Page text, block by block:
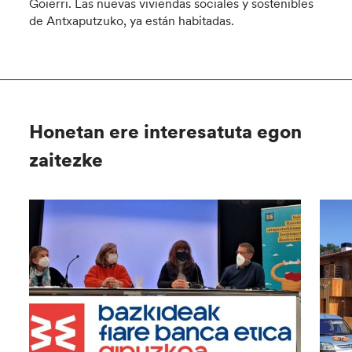
Goierri. Las nuevas viviendas sociales y sostenibles
de Antxaputzuko, ya están habitadas.
Honetan ere interesatuta egon
zaitezke